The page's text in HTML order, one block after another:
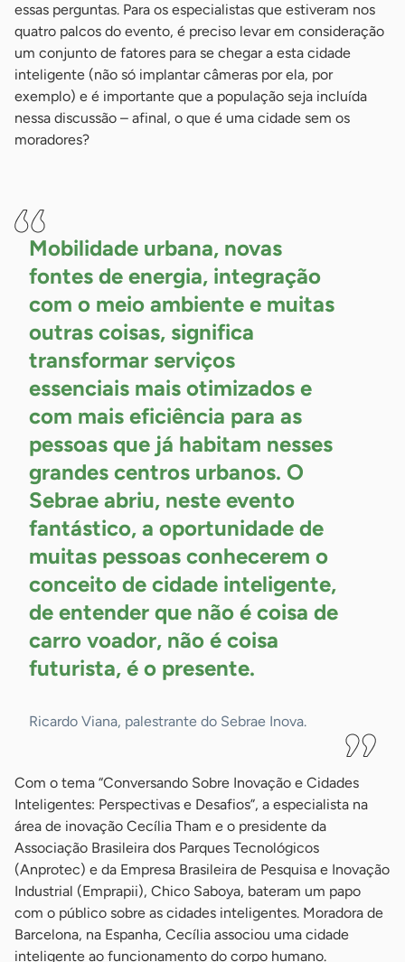
essas perguntas. Para os especialistas que estiveram nos
quatro palcos do evento, é preciso levar em consideração
um conjunto de fatores para se chegar a esta cidade
inteligente (não só implantar câmeras por ela, por
exemplo) e é importante que a população seja incluída
nessa discussão – afinal, o que é uma cidade sem os
moradores?
Mobilidade urbana, novas
fontes de energia, integração
com o meio ambiente e muitas
outras coisas, significa
transformar serviços
essenciais mais otimizados e
com mais eficiência para as
pessoas que já habitam nesses
grandes centros urbanos. O
Sebrae abriu, neste evento
fantástico, a oportunidade de
muitas pessoas conhecerem o
conceito de cidade inteligente,
de entender que não é coisa de
carro voador, não é coisa
futurista, é o presente.
Ricardo Viana, palestrante do Sebrae Inova.
Com o tema “Conversando Sobre Inovação e Cidades
Inteligentes: Perspectivas e Desafios”, a especialista na
área de inovação Cecília Tham e o presidente da
Associação Brasileira dos Parques Tecnológicos
(Anprotec) e da Empresa Brasileira de Pesquisa e Inovação
Industrial (Emprapii), Chico Saboya, bateram um papo
com o público sobre as cidades inteligentes. Moradora de
Barcelona, na Espanha, Cecília associou uma cidade
inteligente ao funcionamento do corpo humano.